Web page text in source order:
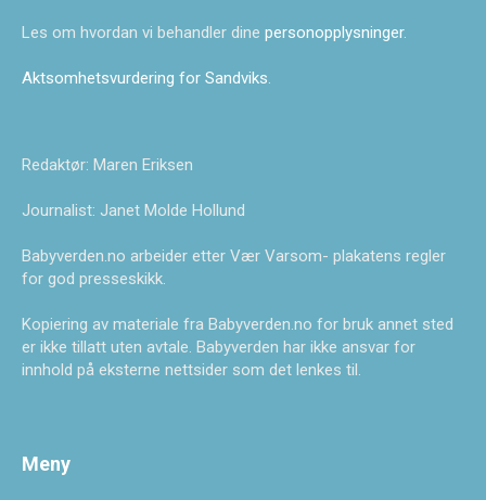
Les om hvordan vi behandler dine personopplysninger.
Aktsomhetsvurdering for Sandviks.
Redaktør: Maren Eriksen
Journalist: Janet Molde Hollund
Babyverden.no arbeider etter Vær Varsom- plakatens regler
for god presseskikk.
Kopiering av materiale fra Babyverden.no for bruk annet sted
er ikke tillatt uten avtale. Babyverden har ikke ansvar for
innhold på eksterne nettsider som det lenkes til.
Meny